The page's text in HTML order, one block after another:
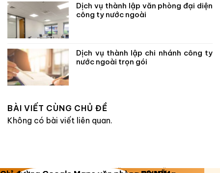
Dịch vụ thành lập văn phòng đại diện
công ty nước ngoài
Dịch vụ thành lập chi nhánh công ty
nước ngoài trọn gói
BÀI VIẾT CÙNG CHỦ ĐỀ
Không có bài viết liên quan.